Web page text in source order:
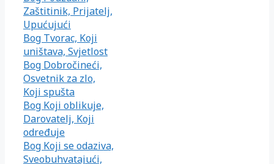
Zaštitinik, Prijatelj,
Upućujući
Bog Tvorac, Koji
uništava, Svjetlost
Bog Dobročineći,
Osvetnik za zlo,
Koji spušta
Bog Koji oblikuje,
Darovatelj, Koji
određuje
Bog Koji se odaziva,
Sveobuhvatajući,